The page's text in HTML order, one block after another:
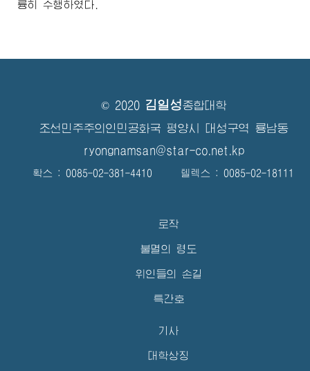
륭히 수행하였다.
© 2020 김일성종합대학
조선민주주의인민공화국 평양시 대성구역 룡남동
ryongnamsan@star-co.net.kp
확스 : 0085-02-381-4410 텔렉스 : 0085-02-18111
로작
불멸의 령도
위인들의 손길
특간호
기사
대학상징